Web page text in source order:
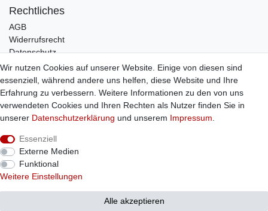
Rechtliches
AGB
Widerrufsrecht
Datenschutz
Impressum
Infos
Zahlung / Versand
Individuelle Anfertigung
Bestellung widerrufen
Wir nutzen Cookies auf unserer Website. Einige von diesen sind
essenziell, während andere uns helfen, diese Website und Ihre
Erfahrung zu verbessern. Weitere Informationen zu den von uns
verwendeten Cookies und Ihren Rechten als Nutzer finden Sie in
unserer Daten­schutz­erklärung und unserem Impressum
Essenziell
Externe Medien
Funktional
Weitere Einstellungen
Alle akzeptieren
© Copyright 2026 Sticker Shop Strerath